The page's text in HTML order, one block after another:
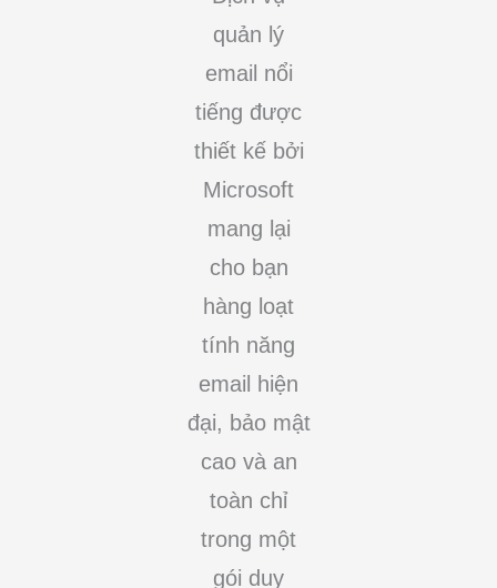
quản lý
email nổi
tiếng được
thiết kế bởi
Microsoft
mang lại
cho bạn
hàng loạt
tính năng
email hiện
đại, bảo mật
cao và an
toàn chỉ
trong một
gói duy